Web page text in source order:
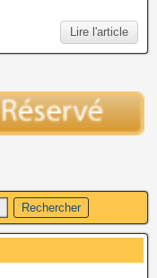
Lire l'article